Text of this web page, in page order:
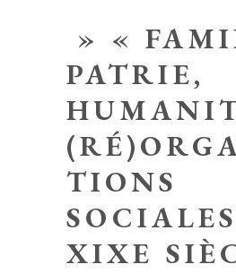
» «
PATRIE,
TIONS
XIXE